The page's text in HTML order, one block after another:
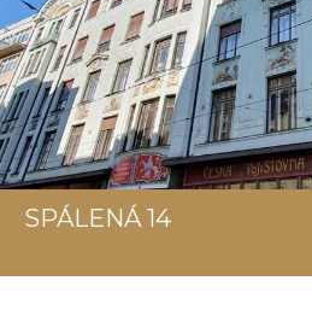
SPÁLENÁ 14